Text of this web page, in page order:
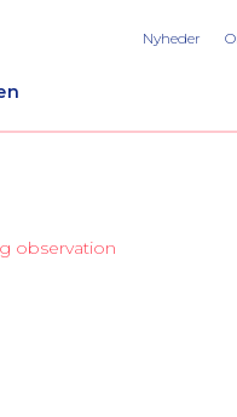
Nyheder
observation